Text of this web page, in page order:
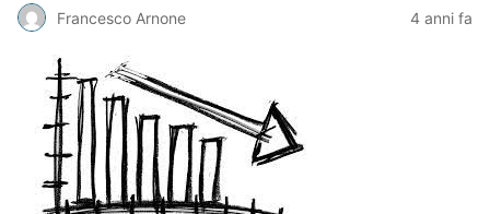
Francesco Arnone 4 anni fa